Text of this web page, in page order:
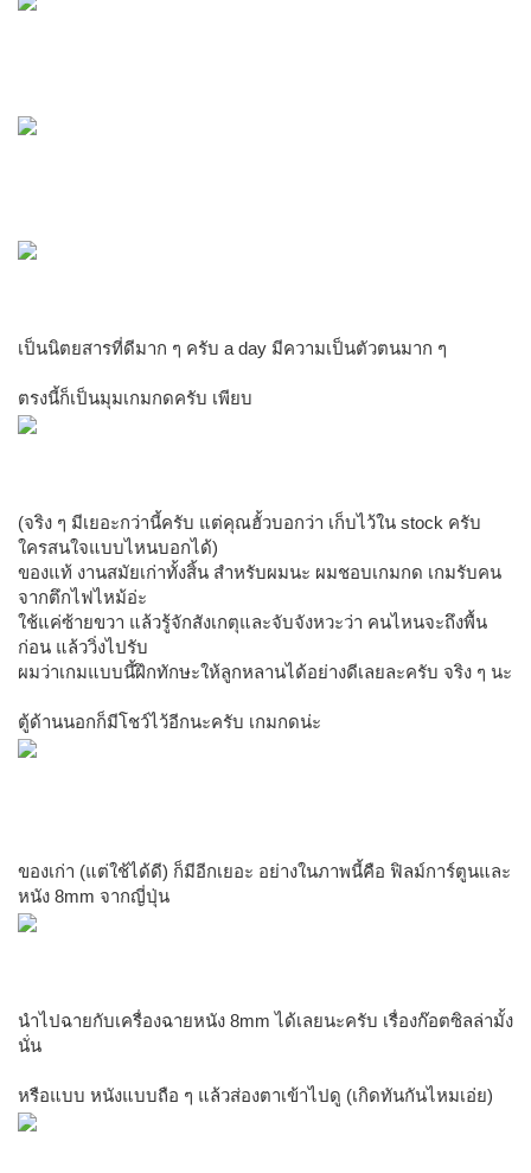
เป็นนิตยสารที่ดีมาก ๆ ครับ a day มีความเป็นตัวตนมาก ๆ
ตรงนี้ก็เป็นมุมเกมกดครับ เพียบ
(จริง ๆ มีเยอะกว่านี้ครับ แต่คุณฮั้วบอกว่า เก็บไว้ใน stock ครับ
ใครสนใจแบบไหนบอกได้)
ของแท้ งานสมัยเก่าทั้งสิ้น สำหรับผมนะ ผมชอบเกมกด เกมรับคน
จากตึกไฟไหม้อ่ะ
ใช้แค่ซ้ายขวา แล้วรู้จักสังเกตุและจับจังหวะว่า คนไหนจะถึงพื้น
ก่อน แล้ววิ่งไปรับ
ผมว่าเกมแบบนี้ฝึกทักษะให้ลูกหลานได้อย่างดีเลยละครับ จริง ๆ นะ
ตู้ด้านนอกก็มีโชว์ไว้อีกนะครับ เกมกดน่ะ
ของเก่า (แต่ใช้ได้ดี) ก็มีอีกเยอะ อย่างในภาพนี้คือ ฟิลม์การ์ตูนและ
หนัง 8mm จากญี่ปุ่น
นำไปฉายกับเครื่องฉายหนัง 8mm ได้เลยนะครับ เรื่องก๊อตซิลล่ามั้ง
นั่น
หรือแบบ หนังแบบถือ ๆ แล้วส่องตาเข้าไปดู (เกิดทันกันไหมเอ่ย)